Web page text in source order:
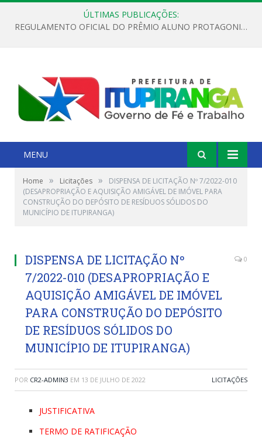
ÚLTIMAS PUBLICAÇÕES:
REGULAMENTO OFICIAL DO PRÊMIO ALUNO PROTAGONISTA – EDIÇÃO 2026
MENU
Home » Licitações »
DISPENSA DE LICITAÇÃO Nº 7/2022-010
(DESAPROPRIAÇÃO E AQUISIÇÃO AMIGÁVEL DE IMÓVEL PARA
CONSTRUÇÃO DO DEPÓSITO DE RESÍDUOS SÓLIDOS DO
MUNICÍPIO DE ITUPIRANGA)
DISPENSA DE LICITAÇÃO Nº
7/2022-010 (DESAPROPRIAÇÃO E
AQUISIÇÃO AMIGÁVEL DE IMÓVEL
PARA CONSTRUÇÃO DO DEPÓSITO
DE RESÍDUOS SÓLIDOS DO
MUNICÍPIO DE ITUPIRANGA)
0
POR CR2-ADMIN3 EM 13 DE JULHO DE 2022 LICITAÇÕES
JUSTIFICATIVA
TERMO DE RATIFICAÇÃO